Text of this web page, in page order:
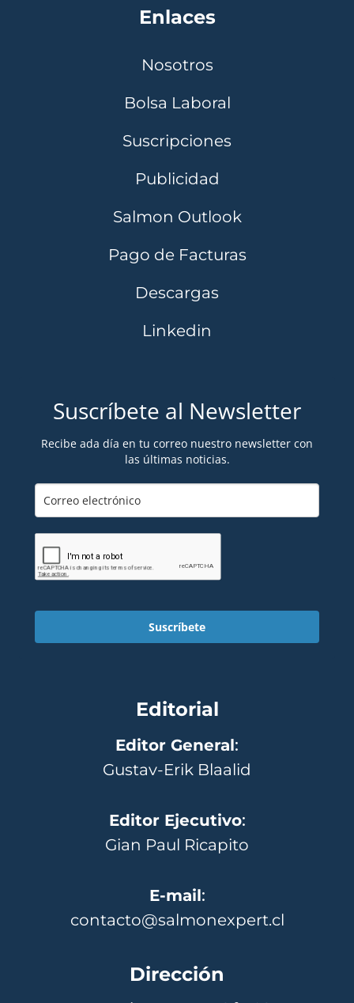
Enlaces
Nosotros
Bolsa Laboral
Suscripciones
Publicidad
Salmon Outlook
Pago de Facturas
Descargas
Linkedin
Suscríbete al Newsletter
Recibe ada día en tu correo nuestro newsletter con
las últimas noticias.
Suscríbete
Editorial
Editor General:
Gustav-Erik Blaalid
Editor Ejecutivo:
Gian Paul Ricapito
E-mail:
contacto@salmonexpert.cl
Dirección